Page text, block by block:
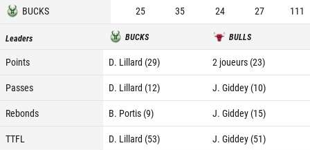
BUCKS
25 35 24 27 111
Leaders BUCKS BULLS
Points D. Lillard (29)
2 joueurs (23)
Passes
D. Lillard (12)
J. Giddey (10)
Rebonds
B. Portis (9)
J. Giddey (15)
TTFL
D. Lillard (53) J. Giddey (51)